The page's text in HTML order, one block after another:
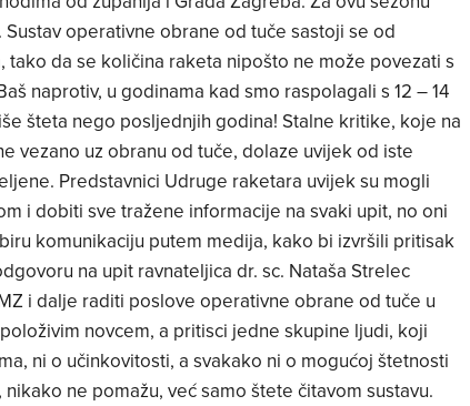
operativne obrane od tuče sastoji se od
da se količina raketa nipošto ne može povezati s
naprotiv, u godinama kad smo raspolagali s 12 – 14
šteta nego posljednjih godina! Stalne kritike, koje na
vezano uz obranu od tuče, dolaze uvijek od iste
Predstavnici Udruge raketara uvijek su mogli
i dobiti sve tražene informacije na svaki upit, no oni
komunikaciju putem medija, kako bi izvršili pritisak
na upit ravnateljica dr. sc. Nataša Strelec
i dalje raditi poslove operativne obrane od tuče u
novcem, a pritisci jedne skupine ljudi, koji
ni o učinkovitosti, a svakako ni o mogućoj štetnosti
ne pomažu, već samo štete čitavom sustavu.